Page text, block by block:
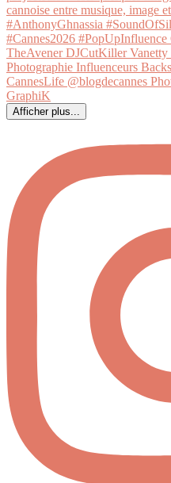
Afficher plus...